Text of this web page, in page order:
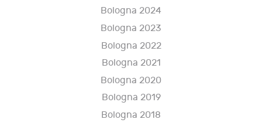
Bologna 2024
Bologna 2023
Bologna 2022
Bologna 2021
Bologna 2020
Bologna 2019
Bologna 2018